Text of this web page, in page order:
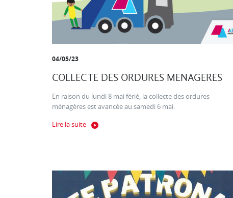
04/05/23
COLLECTE DES ORDURES MENAGERES
En raison du lundi 8 mai férié, la collecte des ordures
ménagères est avancée au samedi 6 mai.
Lire la suite